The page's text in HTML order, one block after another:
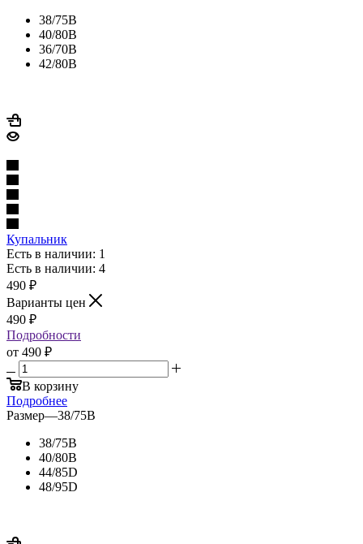
38/75B
40/80B
36/70B
42/80B
Купальник
Есть в наличии: 1
Есть в наличии: 4
490 ₽
Варианты цен
490 ₽
Подробности
от 490 ₽
В корзину
Подробнее
Размер—38/75B
38/75B
40/80B
44/85D
48/95D